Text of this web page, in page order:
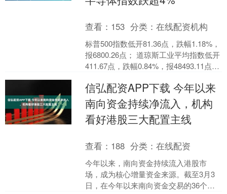
查看： 153 分类：在线配资机构
标普500指数低开81.36点，跌幅1.18%，
报6800.26点； 道琼斯工业平均指数低开
411.67点，跌幅0.84%，报48493.11点；
信弘配资APP下载 今年以来
南向资金持续净流入，机构
看好港股三大配置主线
查看： 188 分类：在线配资
今年以来，南向资金持续流入港股市
场，成为核心增量资金来源。截至3月3
日，在今年以来南向资金交易的36个交